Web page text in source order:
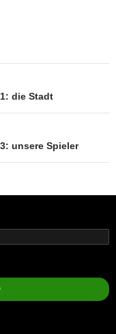
die Stadt
unsere Spieler